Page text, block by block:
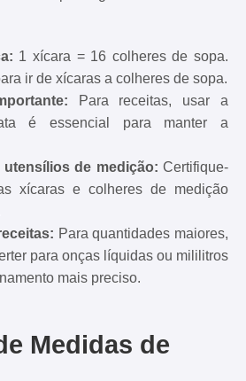
1 xícara = 16 colheres de sopa.
ir de xícaras a colheres de sopa.
Para receitas, usar a
é essencial para manter a
utensílios de medição: Certifique-
xícaras e colheres de medição
Para quantidades maiores,
para onças líquidas ou mililitros
mais preciso.
Medidas de